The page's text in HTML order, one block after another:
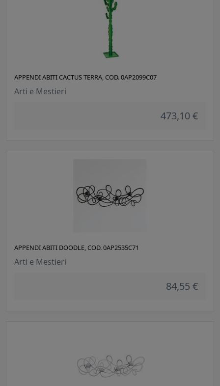
APPENDI ABITI CACTUS TERRA, COD. 0AP2099C07
Arti e Mestieri
473,10 €
APPENDI ABITI DOODLE, COD. 0AP2535C71
Arti e Mestieri
84,55 €